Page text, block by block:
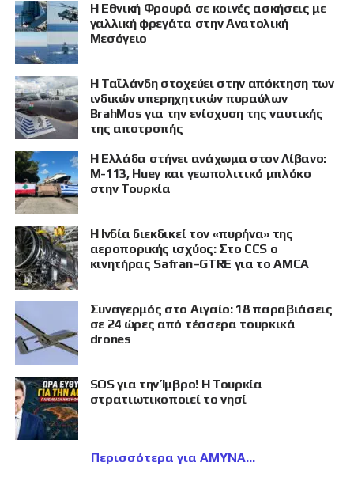
Η Εθνική Φρουρά σε κοινές ασκήσεις με
γαλλική φρεγάτα στην Ανατολική
Μεσόγειο
Η Ταϊλάνδη στοχεύει στην απόκτηση των
ινδικών υπερηχητικών πυραύλων
BrahMos για την ενίσχυση της ναυτικής
της αποτροπής
Η Ελλάδα στήνει ανάχωμα στον Λίβανο:
M-113, Huey και γεωπολιτικό μπλόκο
στην Τουρκία
Η Ινδία διεκδικεί τον «πυρήνα» της
αεροπορικής ισχύος: Στο CCS ο
κινητήρας Safran–GTRE για το AMCA
Συναγερμός στο Αιγαίο: 18 παραβιάσεις
σε 24 ώρες από τέσσερα τουρκικά
drones
SOS για την Ίμβρο! Η Τουρκία
στρατιωτικοποιεί το νησί
Περισσότερα για ΑΜΥΝΑ